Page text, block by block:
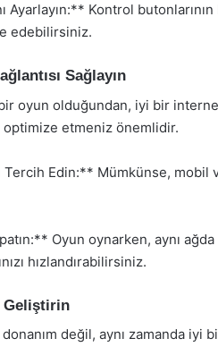
Ayarlayın:** Kontrol
edebilirsiniz.
Sağlayın
oyun olduğundan, iyi bir
optimize etmeniz önemlidir.
Tercih Edin:** Mümkünse,
Oyun oynarken, aynı
hızlandırabilirsiniz.
Geliştirin
donanım değil, aynı zamanda